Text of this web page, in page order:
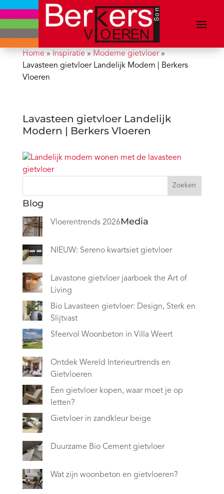
Home» Inspiratie» Moderne gietvloer»
Lavasteen gietvloer Landelijk Modern | Berkers
Vloeren
Lavasteen gietvloer Landelijk
Modern | Berkers Vloeren
Zoeken
Blog
Vloerentrends 2026
NIEUW: Sereno kwartsiet gietvloer
Lavastone gietvloer jaarboek the Art of
Living
Bio Lavasteen gietvloer: Design, Sterk en
Slijtvast
Sfeervol Woonbeton in Villa Weert
Ontdek Wereld Interieurtrends en
Gietvloeren
Een gietvloer kopen, waar moet je op
letten?
Gietvloer in zandkleur beige
Duurzame Bio Cement gietvloer
Wat zijn woonbeton en gietvloeren?
Media